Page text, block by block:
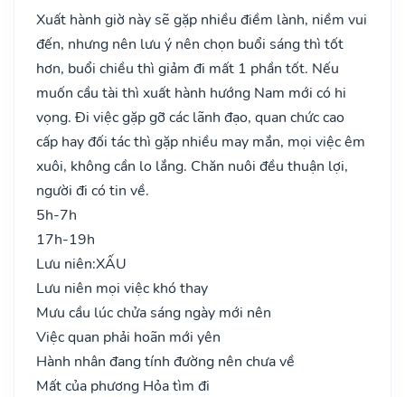
Xuất hành giờ này sẽ gặp nhiều điềm lành, niềm vui
đến, nhưng nên lưu ý nên chọn buổi sáng thì tốt
hơn, buổi chiều thì giảm đi mất 1 phần tốt. Nếu
muốn cầu tài thì xuất hành hướng Nam mới có hi
vọng. Đi việc gặp gỡ các lãnh đạo, quan chức cao
cấp hay đối tác thì gặp nhiều may mắn, mọi việc êm
xuôi, không cần lo lắng. Chăn nuôi đều thuận lợi,
người đi có tin về.
5h-7h
17h-19h
Lưu niên:XẤU
Lưu niên mọi việc khó thay
Mưu cầu lúc chửa sáng ngày mới nên
Việc quan phải hoãn mới yên
Hành nhân đang tính đường nên chưa về
Mất của phương Hỏa tìm đi